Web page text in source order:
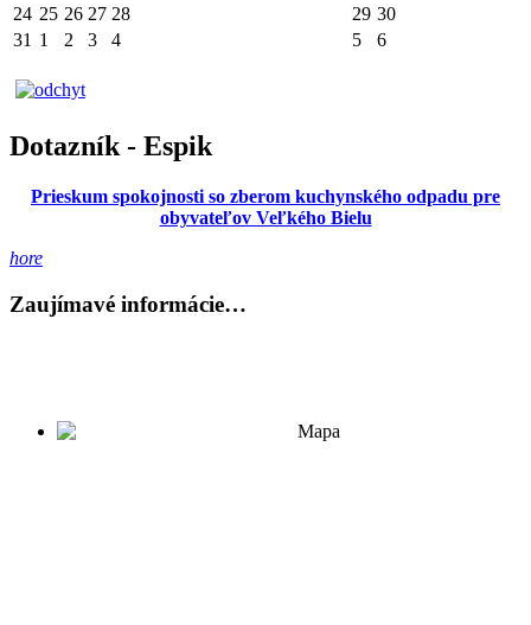
24 25 26 27 28 29 30
31 1 2 3 4 5 6
Dotazník - Espik
Prieskum spokojnosti so zberom kuchynského odpadu pre
obyvateľov Veľkého Bielu
hore
Zaujímavé informácie…